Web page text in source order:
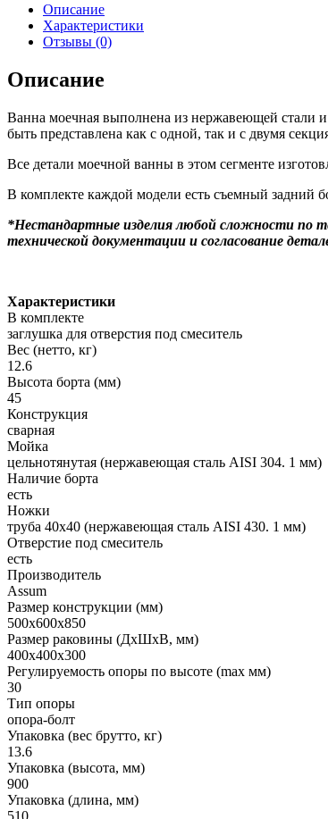
Описание
Характеристики
Отзывы (0)
Описание
Ванна моечная выполнена из нержавеющей стали
быть представлена как с одной, так и с двумя
Все детали моечной ванны в этом сегменте
В комплекте каждой модели есть съемный задний
*Нестандартные изделия любой сложности по
технической документации и согласование
Характеристики
В комплекте
заглушка для отверстия под смеситель
Вес (нетто, кг)
12.6
Высота борта (мм)
45
Конструкция
сварная
Мойка
цельнотянутая (нержавеющая сталь AISI 304. 1 мм)
Наличие борта
есть
Ножки
труба 40х40 (нержавеющая сталь AISI 430. 1 мм)
Отверстие под смеситель
есть
Производитель
Assum
Размер конструкции (мм)
500х600х850
Размер раковины (ДхШхВ, мм)
400х400х300
Регулируемость опоры по высоте (max мм)
30
Тип опоры
опора-болт
Упаковка (вес брутто, кг)
13.6
Упаковка (высота, мм)
900
Упаковка (длина, мм)
510